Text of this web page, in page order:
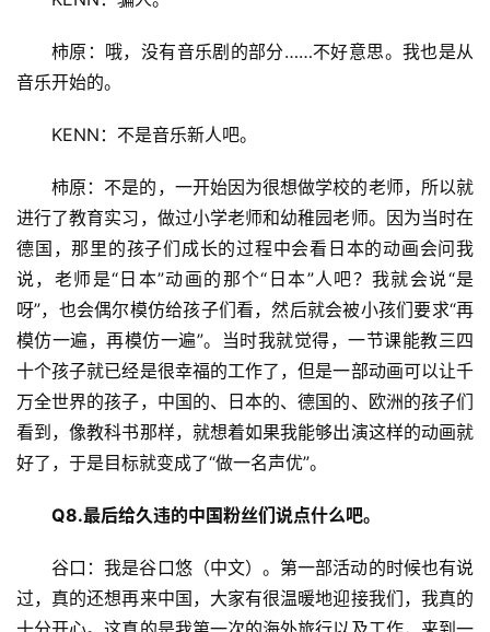
柿原：哦，没有音乐剧的部分……不好意思。我也是从
音乐开始的。
KENN：不是音乐新人吧。
柿原：不是的，一开始因为很想做学校的老师，所以就
进行了教育实习，做过小学老师和幼稚园老师。因为当时在
德国，那里的孩子们成长的过程中会看日本的动画会问我
说，老师是“日本”动画的那个“日本”人吧？我就会说“是
呀”，也会偶尔模仿给孩子们看，然后就会被小孩们要求“再
模仿一遍，再模仿一遍”。当时我就觉得，一节课能教三四
十个孩子就已经是很幸福的工作了，但是一部动画可以让千
万全世界的孩子，中国的、日本的、德国的、欧洲的孩子们
看到，像教科书那样，就想着如果我能够出演这样的动画就
好了，于是目标就变成了“做一名声优”。
Q8.最后给久违的中国粉丝们说点什么吧。
谷口：我是谷口悠（中文）。第一部活动的时候也有说
过，真的还想再来中国，大家有很温暖地迎接我们，我真的